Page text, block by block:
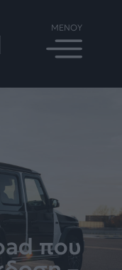
που